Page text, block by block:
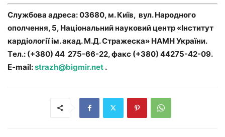
Службова адреса: 03680, м. Київ, вул. Народного
ополчення, 5, Національний науковий центр «Інститут
кардіології ім. акад. М.Д. Стражеска» НАМН України.
Тeл.: (+380) 44 275-66-22, факс (+380) 44275-42-09.
E-mail:strazh@bigmir.net .